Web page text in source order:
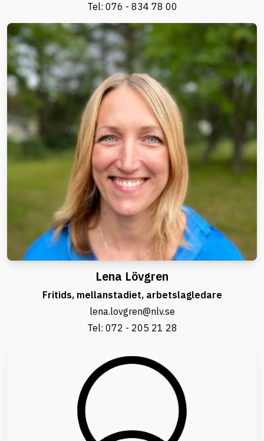
Tel: 076 - 834 78 00
Lena Lövgren
Fritids, mellanstadiet, arbetslagledare
lena.lovgren@nlv.se
Tel: 072 - 205 21 28